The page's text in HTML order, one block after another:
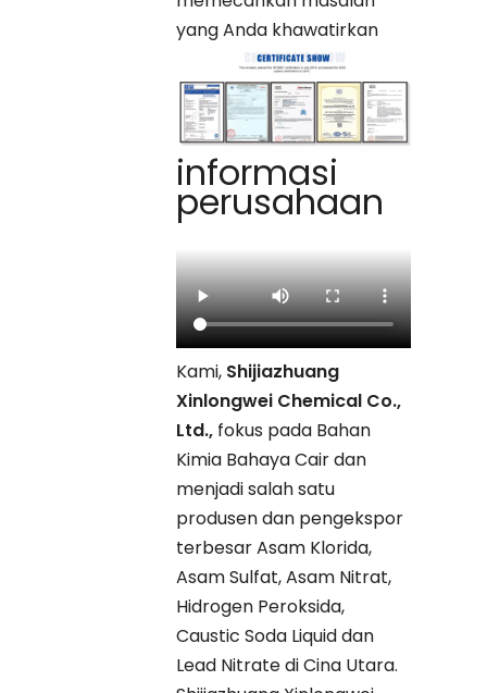
yang Anda khawatirkan
informasi
perusahaan
Kami, Shijiazhuang
Xinlongwei Chemical Co.,
Ltd., fokus pada Bahan
Kimia Bahaya Cair dan
menjadi salah satu
produsen dan pengekspor
terbesar Asam Klorida,
Asam Sulfat, Asam Nitrat,
Hidrogen Peroksida,
Caustic Soda Liquid dan
Lead Nitrate di Cina Utara.